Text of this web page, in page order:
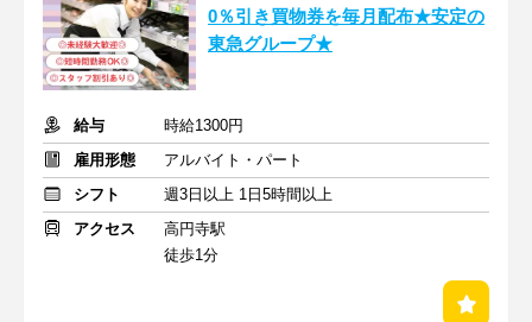
0％引き買物券を毎月配布★安定の
東急グループ★
給与
時給1300円
雇用形態
アルバイト・パート
シフト
週3日以上 1日5時間以上
アクセス
高円寺駅
徒歩1分